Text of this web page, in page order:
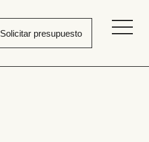
Solicitar presupuesto